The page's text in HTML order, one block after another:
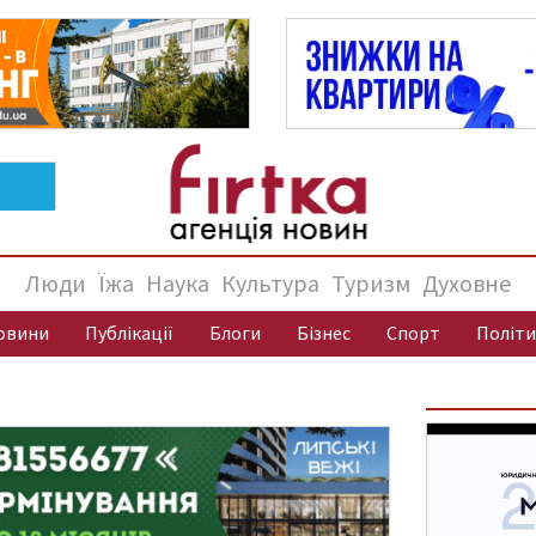
Люди Їжа Наука Культура Туризм Духовне
Публікації Блоги Бізнес Спорт